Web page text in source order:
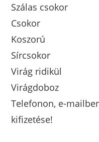
Szálas csokor
Csokor
Koszorú
Sírcsokor
Virág ridikül
Virágdoboz
Telefonon, e-
kifizetése!